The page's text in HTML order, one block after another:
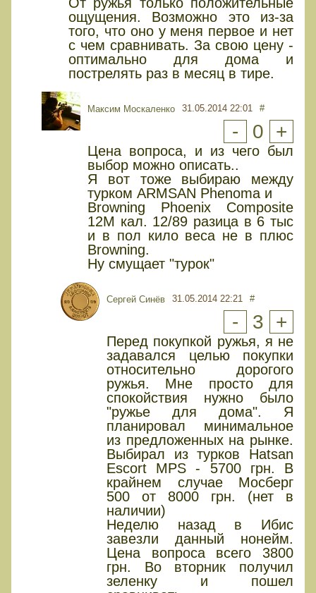
ощущения. Возможно это из-за
того, что оно у меня первое и нет
с чем сравнивать. За свою цену -
оптимально для дома и
пострелять раз в месяц в тире.
Максим Москаленко 31.05.2014 22:01 #
- 0 +
Цена вопроса, и из чего был
выбор можно описать..
Я вот тоже выбираю между
турком ARMSAN Phenoma и
Browning Phoenix Composite
12M кал. 12/89 разица в 6 тыс
и в пол кило веса не в плюс
Browning.
Ну смущает "турок"
Сергей Синёв 31.05.2014 22:21 #
- 3 +
Перед покупкой ружья, я не
задавался целью покупки
относительно дорогого
ружья. Мне просто для
спокойствия нужно было
"ружье для дома". Я
планировал минимальное
из предложенных на рынке.
Выбирал из турков Hatsan
Escort MPS - 5700 грн. В
крайнем случае Мосберг
500 от 8000 грн. (нет в
наличии)
Неделю назад в Ибис
завезли данный нонейм.
Цена вопроса всего 3800
грн. Во вторник получил
зеленку и пошел